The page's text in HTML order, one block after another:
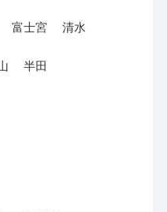
富士宮 清水
半田